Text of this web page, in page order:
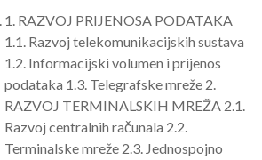
1. RAZVOJ PRIJENOSA PODATAKA
1.1. Razvoj telekomunikacijskih sustava
1.2. Informacijski volumen i prijenos
podataka 1.3. Telegrafske mreže 2.
RAZVOJ TERMINALSKIH MREŽA 2.1.
Razvoj centralnih računala 2.2.
Terminalske mreže 2.3. Jednospojno